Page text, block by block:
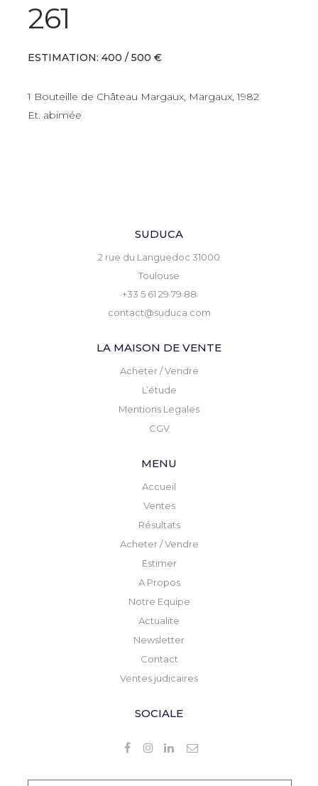
261
ESTIMATION: 400 / 500 €
1 Bouteille de Château Margaux, Margaux, 1982
Et. abimée
SUDUCA
2 rue du Languedoc 31000
Toulouse
+33 5 61 29 79 88
contact@suduca.com
LA MAISON DE VENTE
Acheter / Vendre
L’étude
Mentions Legales
CGV
MENU
Accueil
Ventes
Résultats
Acheter / Vendre
Estimer
A Propos
Notre Equipe
Actualite
Newsletter
Contact
Ventes judicaires
SOCIALE